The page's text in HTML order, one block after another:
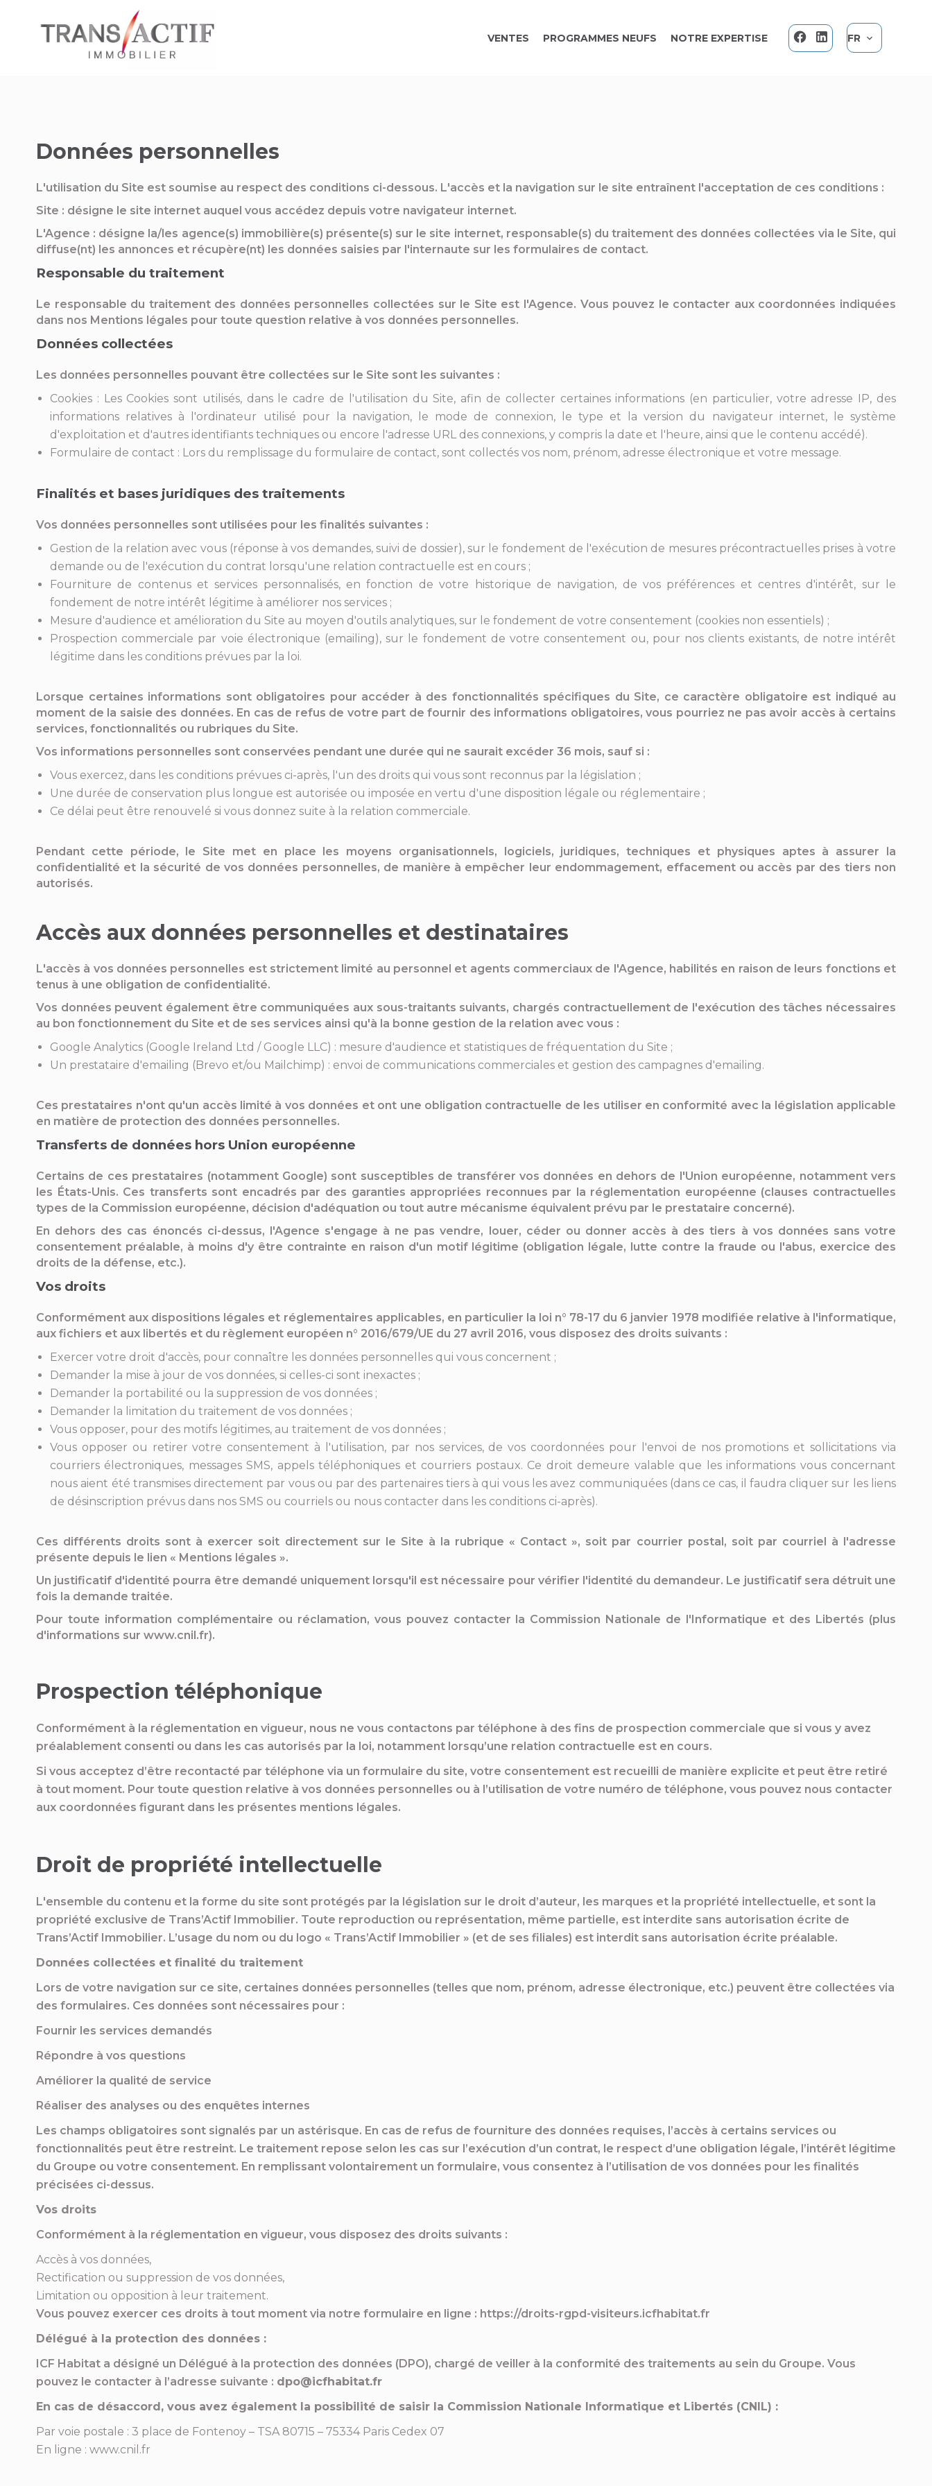
VENTES PROGRAMMES NEUFS NOTRE EXPERTISE FR
Données personnelles
L'utilisation du Site est soumise au respect des conditions ci-dessous. L'accès et la navigation sur le site entraînent l'acceptation de ces conditions :
Site : désigne le site internet auquel vous accédez depuis votre navigateur internet.
L'Agence : désigne la/les agence(s) immobilière(s) présente(s) sur le site internet, responsable(s) du traitement des données collectées via le Site, qui
diffuse(nt) les annonces et récupère(nt) les données saisies par l'internaute sur les formulaires de contact.
Responsable du traitement
Le responsable du traitement des données personnelles collectées sur le Site est l'Agence. Vous pouvez le contacter aux coordonnées indiquées
dans nos Mentions légales pour toute question relative à vos données personnelles.
Données collectées
Les données personnelles pouvant être collectées sur le Site sont les suivantes :
Cookies : Les Cookies sont utilisés, dans le cadre de l'utilisation du Site, afin de collecter certaines informations (en particulier, votre adresse IP, des
informations relatives à l'ordinateur utilisé pour la navigation, le mode de connexion, le type et la version du navigateur internet, le système
d'exploitation et d'autres identifiants techniques ou encore l'adresse URL des connexions, y compris la date et l'heure, ainsi que le contenu accédé).
Formulaire de contact : Lors du remplissage du formulaire de contact, sont collectés vos nom, prénom, adresse électronique et votre message.
Finalités et bases juridiques des traitements
Vos données personnelles sont utilisées pour les finalités suivantes :
Gestion de la relation avec vous (réponse à vos demandes, suivi de dossier), sur le fondement de l'exécution de mesures précontractuelles prises à votre
demande ou de l'exécution du contrat lorsqu'une relation contractuelle est en cours ;
Fourniture de contenus et services personnalisés, en fonction de votre historique de navigation, de vos préférences et centres d'intérêt, sur le
fondement de notre intérêt légitime à améliorer nos services ;
Mesure d'audience et amélioration du Site au moyen d'outils analytiques, sur le fondement de votre consentement (cookies non essentiels) ;
Prospection commerciale par voie électronique (emailing), sur le fondement de votre consentement ou, pour nos clients existants, de notre intérêt
légitime dans les conditions prévues par la loi.
Lorsque certaines informations sont obligatoires pour accéder à des fonctionnalités spécifiques du Site, ce caractère obligatoire est indiqué au
moment de la saisie des données. En cas de refus de votre part de fournir des informations obligatoires, vous pourriez ne pas avoir accès à certains
services, fonctionnalités ou rubriques du Site.
Vos informations personnelles sont conservées pendant une durée qui ne saurait excéder 36 mois, sauf si :
Vous exercez, dans les conditions prévues ci-après, l'un des droits qui vous sont reconnus par la législation ;
Une durée de conservation plus longue est autorisée ou imposée en vertu d'une disposition légale ou réglementaire ;
Ce délai peut être renouvelé si vous donnez suite à la relation commerciale.
Pendant cette période, le Site met en place les moyens organisationnels, logiciels, juridiques, techniques et physiques aptes à assurer la
confidentialité et la sécurité de vos données personnelles, de manière à empêcher leur endommagement, effacement ou accès par des tiers non
autorisés.
Accès aux données personnelles et destinataires
L'accès à vos données personnelles est strictement limité au personnel et agents commerciaux de l'Agence, habilités en raison de leurs fonctions et
tenus à une obligation de confidentialité.
Vos données peuvent également être communiquées aux sous-traitants suivants, chargés contractuellement de l'exécution des tâches nécessaires
au bon fonctionnement du Site et de ses services ainsi qu'à la bonne gestion de la relation avec vous :
Google Analytics (Google Ireland Ltd / Google LLC) : mesure d'audience et statistiques de fréquentation du Site ;
Un prestataire d'emailing (Brevo et/ou Mailchimp) : envoi de communications commerciales et gestion des campagnes d'emailing.
Ces prestataires n'ont qu'un accès limité à vos données et ont une obligation contractuelle de les utiliser en conformité avec la législation applicable
en matière de protection des données personnelles.
Transferts de données hors Union européenne
Certains de ces prestataires (notamment Google) sont susceptibles de transférer vos données en dehors de l'Union européenne, notamment vers
les États-Unis. Ces transferts sont encadrés par des garanties appropriées reconnues par la réglementation européenne (clauses contractuelles
types de la Commission européenne, décision d'adéquation ou tout autre mécanisme équivalent prévu par le prestataire concerné).
En dehors des cas énoncés ci-dessus, l'Agence s'engage à ne pas vendre, louer, céder ou donner accès à des tiers à vos données sans votre
consentement préalable, à moins d'y être contrainte en raison d'un motif légitime (obligation légale, lutte contre la fraude ou l'abus, exercice des
droits de la défense, etc.).
Vos droits
Conformément aux dispositions légales et réglementaires applicables, en particulier la loi n° 78-17 du 6 janvier 1978 modifiée relative à l'informatique,
aux fichiers et aux libertés et du règlement européen n° 2016/679/UE du 27 avril 2016, vous disposez des droits suivants :
Exercer votre droit d'accès, pour connaître les données personnelles qui vous concernent ;
Demander la mise à jour de vos données, si celles-ci sont inexactes ;
Demander la portabilité ou la suppression de vos données ;
Demander la limitation du traitement de vos données ;
Vous opposer, pour des motifs légitimes, au traitement de vos données ;
Vous opposer ou retirer votre consentement à l'utilisation, par nos services, de vos coordonnées pour l'envoi de nos promotions et sollicitations via
courriers électroniques, messages SMS, appels téléphoniques et courriers postaux. Ce droit demeure valable que les informations vous concernant
nous aient été transmises directement par vous ou par des partenaires tiers à qui vous les avez communiquées (dans ce cas, il faudra cliquer sur les liens
de désinscription prévus dans nos SMS ou courriels ou nous contacter dans les conditions ci-après).
Ces différents droits sont à exercer soit directement sur le Site à la rubrique « Contact », soit par courrier postal, soit par courriel à l'adresse
présente depuis le lien « Mentions légales ».
Un justificatif d'identité pourra être demandé uniquement lorsqu'il est nécessaire pour vérifier l'identité du demandeur. Le justificatif sera détruit une
fois la demande traitée.
Pour toute information complémentaire ou réclamation, vous pouvez contacter la Commission Nationale de l'Informatique et des Libertés (plus
d'informations sur www.cnil.fr).
Prospection téléphonique
Conformément à la réglementation en vigueur, nous ne vous contactons par téléphone à des fins de prospection commerciale que si vous y avez
préalablement consenti ou dans les cas autorisés par la loi, notamment lorsqu’une relation contractuelle est en cours.
Si vous acceptez d’être recontacté par téléphone via un formulaire du site, votre consentement est recueilli de manière explicite et peut être retiré
à tout moment. Pour toute question relative à vos données personnelles ou à l’utilisation de votre numéro de téléphone, vous pouvez nous contacter
aux coordonnées figurant dans les présentes mentions légales.
Droit de propriété intellectuelle
L'ensemble du contenu et la forme du site sont protégés par la législation sur le droit d’auteur, les marques et la propriété intellectuelle, et sont la
propriété exclusive de Trans’Actif Immobilier. Toute reproduction ou représentation, même partielle, est interdite sans autorisation écrite de
Trans’Actif Immobilier. L’usage du nom ou du logo « Trans’Actif Immobilier » (et de ses filiales) est interdit sans autorisation écrite préalable.
Données collectées et finalité du traitement
Lors de votre navigation sur ce site, certaines données personnelles (telles que nom, prénom, adresse électronique, etc.) peuvent être collectées via
des formulaires. Ces données sont nécessaires pour :
Fournir les services demandés
Répondre à vos questions
Améliorer la qualité de service
Réaliser des analyses ou des enquêtes internes
Les champs obligatoires sont signalés par un astérisque. En cas de refus de fourniture des données requises, l’accès à certains services ou
fonctionnalités peut être restreint. Le traitement repose selon les cas sur l’exécution d’un contrat, le respect d’une obligation légale, l’intérêt légitime
du Groupe ou votre consentement. En remplissant volontairement un formulaire, vous consentez à l’utilisation de vos données pour les finalités
précisées ci-dessus.
Vos droits
Conformément à la réglementation en vigueur, vous disposez des droits suivants :
Accès à vos données,
Rectification ou suppression de vos données,
Limitation ou opposition à leur traitement.
Vous pouvez exercer ces droits à tout moment via notre formulaire en ligne : https://droits-rgpd-visiteurs.icfhabitat.fr
Délégué à la protection des données :
ICF Habitat a désigné un Délégué à la protection des données (DPO), chargé de veiller à la conformité des traitements au sein du Groupe. Vous
pouvez le contacter à l’adresse suivante : dpo@icfhabitat.fr
En cas de désaccord, vous avez également la possibilité de saisir la Commission Nationale Informatique et Libertés (CNIL) :
Par voie postale : 3 place de Fontenoy – TSA 80715 – 75334 Paris Cedex 07
En ligne : www.cnil.fr